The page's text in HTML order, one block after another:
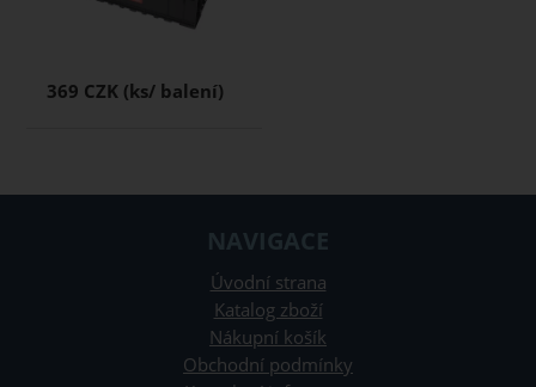
369 CZK
NAVIGACE
Úvodní strana
Katalog zboží
Nákupní košík
Obchodní podmínky